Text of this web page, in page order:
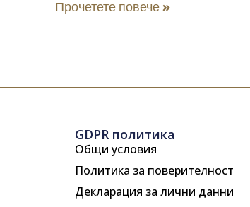
Прочетете повече »
GDPR политика
Общи условия
Политика за поверителност
Декларация за лични данни